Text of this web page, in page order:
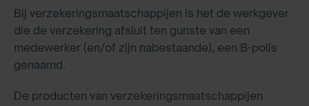
Bij verzekeringsmaatschappijen is het de werkgever
die de verzekering afsluit ten gunste van een
medewerker (en/of zijn nabestaande), een B-polis
genaamd.
De producten van verzekeringsmaatschappijen